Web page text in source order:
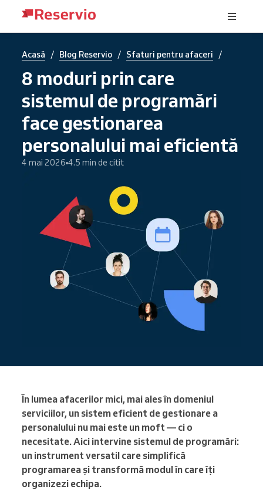
Acasă / Blog Reservio / Sfaturi pentru afaceri /
8 moduri prin care
sistemul de programări
face gestionarea
personalului mai eficientă
4 mai 2026 4.5 min de citit
În lumea afacerilor mici, mai ales în domeniul
serviciilor, un sistem eficient de gestionare a
personalului nu mai este un moft — ci o
necesitate. Aici intervine sistemul de programări:
un instrument versatil care simplifică
programarea și transformă modul în care îți
organizezi echipa.